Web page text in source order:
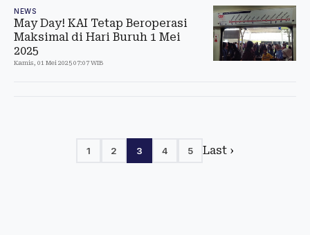
NEWS
May Day! KAI Tetap Beroperasi
Maksimal di Hari Buruh 1 Mei
2025
Kamis, 01 Mei 2025 07:07 WIB
1 2 3 4 5 Last ›